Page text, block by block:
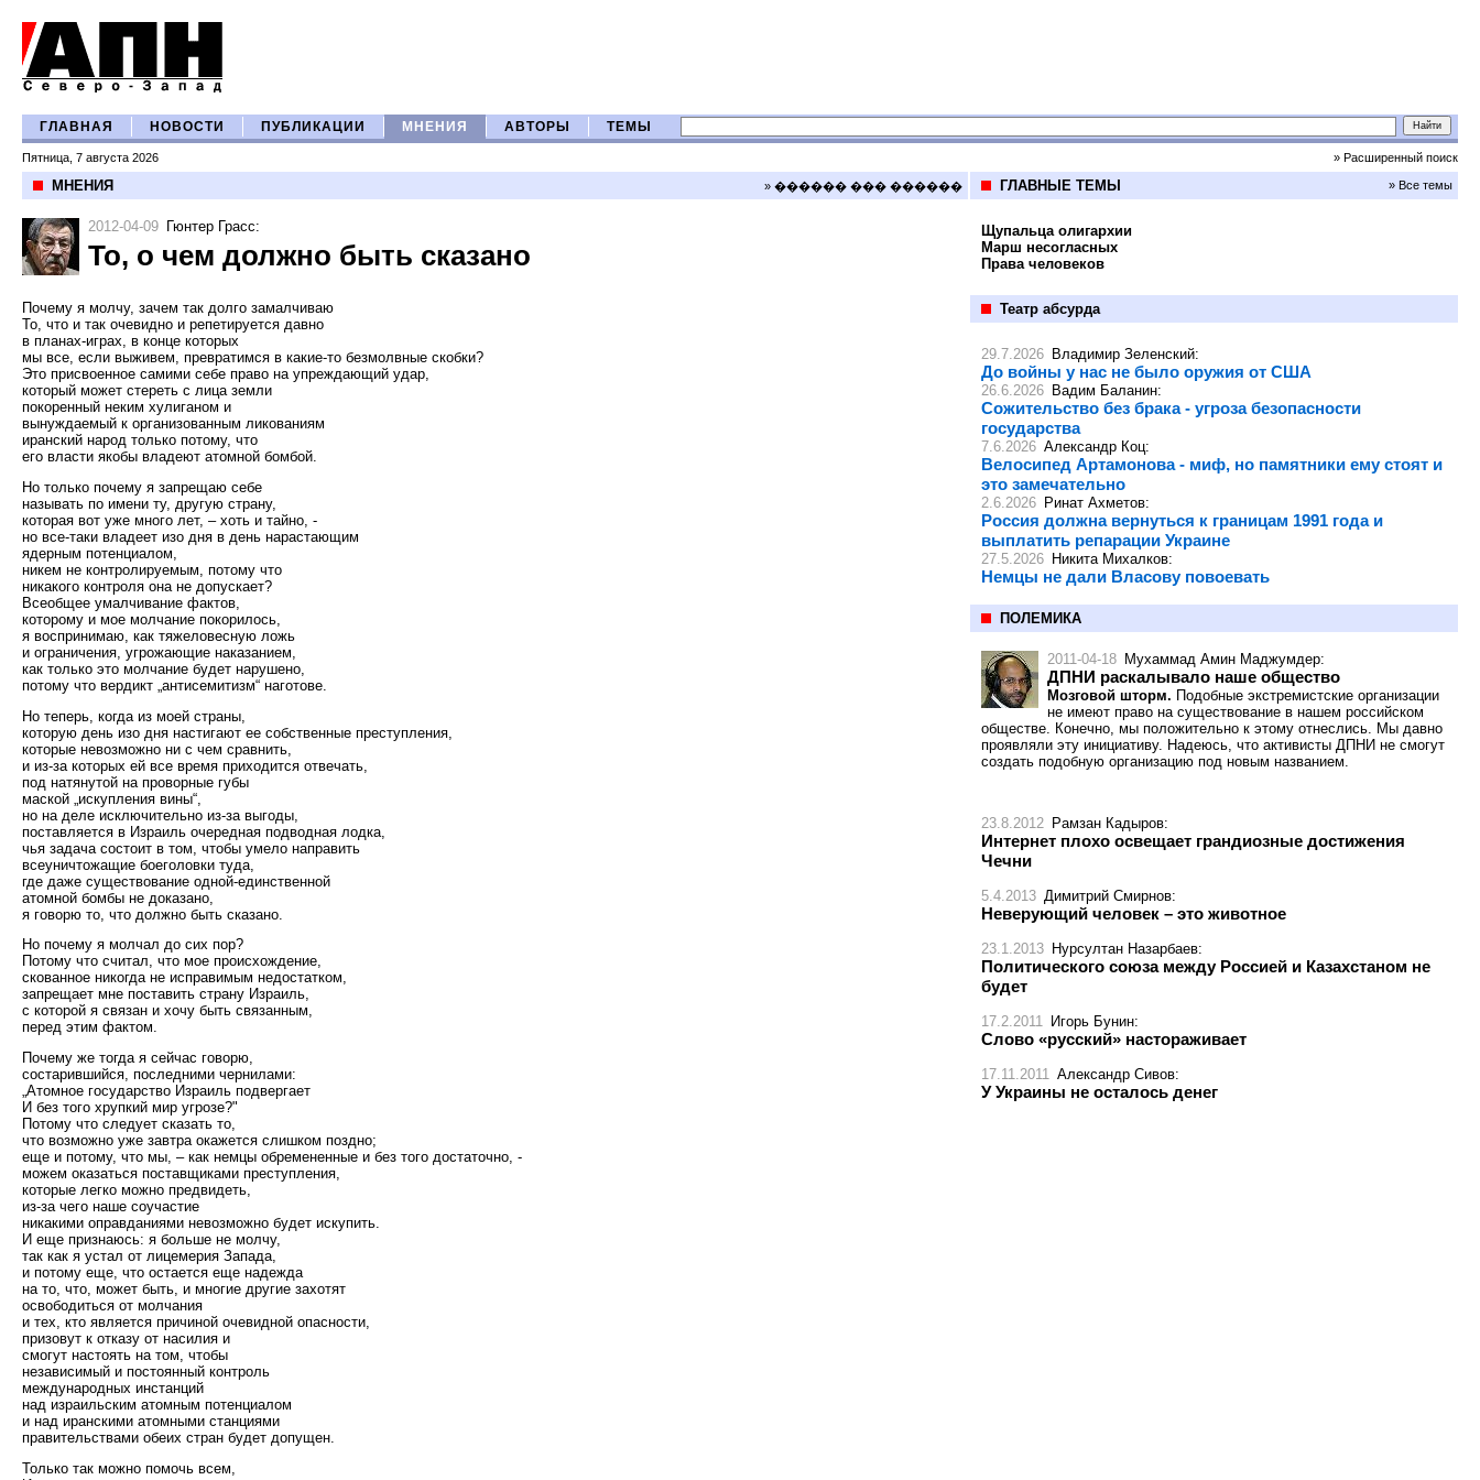
ГЛАВНАЯ НОВОСТИ ПУБЛИКАЦИИ МНЕНИЯ АВТОРЫ ТЕМЫ
Пятница, 7 августа 2026 » Расширенный поиск
МНЕНИЯ » ������ ��� ������
2012-04-09 Гюнтер Грасс:
То, о чем должно быть сказано
Почему я молчу, зачем так долго замалчиваю
То, что и так очевидно и репетируется давно
в планах-играх, в конце которых
мы все, если выживем, превратимся в какие-то безмолвные скобки?
Это присвоенное самими себе право на упреждающий удар,
который может стереть с лица земли
покоренный неким хулиганом и
вынуждаемый к организованным ликованиям
иранский народ только потому, что
его власти якобы владеют атомной бомбой.
Но только почему я запрещаю себе
называть по имени ту, другую страну,
которая вот уже много лет, – хоть и тайно, -
но все-таки владеет изо дня в день нарастающим
ядерным потенциалом,
никем не контролируемым, потому что
никакого контроля она не допускает?
Всеобщее умалчивание фактов,
которому и мое молчание покорилось,
я воспринимаю, как тяжеловесную ложь
и ограничения, угрожающие наказанием,
как только это молчание будет нарушено,
потому что вердикт „антисемитизм“ наготове.
Но теперь, когда из моей страны,
которую день изо дня настигают ее собственные преступления,
которые невозможно ни с чем сравнить,
и из-за которых ей все время приходится отвечать,
под натянутой на проворные губы
маской „искупления вины“,
но на деле исключительно из-за выгоды,
поставляется в Израиль очередная подводная лодка,
чья задача состоит в том, чтобы умело направить
всеуничтожащие боеголовки туда,
где даже существование одной-единственной
атомной бомбы не доказано,
я говорю то, что должно быть сказано.
Но почему я молчал до сих пор?
Потому что считал, что мое происхождение,
скованное никогда не исправимым недостатком,
запрещает мне поставить страну Израиль,
с которой я связан и хочу быть связанным,
перед этим фактом.
Почему же тогда я сейчас говорю,
состарившийся, последними чернилами:
„Атомное государство Израиль подвергает
И без того хрупкий мир угрозе?"
Потому что следует сказать то,
что возможно уже завтра окажется слишком поздно;
еще и потому, что мы, – как немцы обремененные и без того достаточно, -
можем оказаться поставщиками преступления,
которые легко можно предвидеть,
из-за чего наше соучастие
никакими оправданиями невозможно будет искупить.
И еще признаюсь: я больше не молчу,
так как я устал от лицемерия Запада,
и потому еще, что остается еще надежда
на то, что, может быть, и многие другие захотят
освободиться от молчания
и тех, кто является причиной очевидной опасности,
призовут к отказу от насилия и
смогут настоять на том, чтобы
независимый и постоянный контроль
международных инстанций
над израильским атомным потенциалом
и над иранскими атомными станциями
правительствами обеих стран будет допущен.
Только так можно помочь всем,
ГЛАВНЫЕ ТЕМЫ » Все темы
Щупальца олигархии
Марш несогласных
Права человеков
Театр абсурда
29.7.2026 Владимир Зеленский:
До войны у нас не было оружия от США
26.6.2026 Вадим Баланин:
Сожительство без брака - угроза безопасности
государства
7.6.2026 Александр Коц:
Велосипед Артамонова - миф, но памятники ему стоят и
это замечательно
2.6.2026 Ринат Ахметов:
Россия должна вернуться к границам 1991 года и
выплатить репарации Украине
27.5.2026 Никита Михалков:
Немцы не дали Власову повоевать
ПОЛЕМИКА
2011-04-18 Мухаммад Амин Маджумдер:
ДПНИ раскалывало наше общество
Мозговой шторм. Подобные экстремистские организации
не имеют право на существование в нашем российском
обществе. Конечно, мы положительно к этому отнеслись. Мы давно
проявляли эту инициативу. Надеюсь, что активисты ДПНИ не смогут
создать подобную организацию под новым названием.
23.8.2012 Рамзан Кадыров:
Интернет плохо освещает грандиозные достижения
Чечни
5.4.2013 Димитрий Смирнов:
Неверующий человек – это животное
23.1.2013 Нурсултан Назарбаев:
Политического союза между Россией и Казахстаном не
будет
17.2.2011 Игорь Бунин:
Слово «русский» настораживает
17.11.2011 Александр Сивов:
У Украины не осталось денег